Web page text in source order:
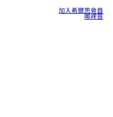
加入希爾思會員
哪裡買